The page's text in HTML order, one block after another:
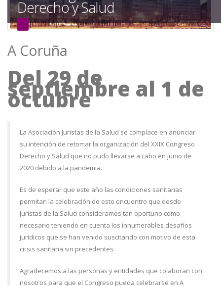
a
la
navegación
Derecho y Salud
A Coruña
Del 29 de
septiembre al 1 de
octubre
La Asociación Juristas de la Salud se complace en anunciar
su intención de retomar la organización del XXIX Congreso
Derecho y Salud que no pudo llevarse a cabo en junio de
2020 debido a la pandemia.
Es de esperar que este año las condiciones sanitarias
permitan la celebración de este encuentro que desde
Juristas de la Salud consideramos tan oportuno como
necesario teniendo en cuenta los innumerables desafíos
jurídicos que se han venido suscitando con motivo de esta
crisis sanitaria sin precedentes.
Agradecemos a las personas y entidades que colaboran con
nosotros para que el Congreso pueda celebrarse en A